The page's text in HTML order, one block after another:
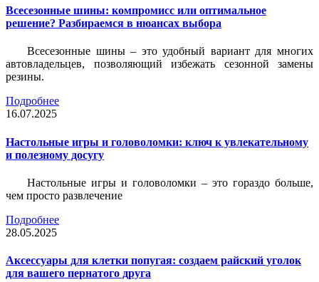
Всесезонные шины: компромисс или оптимальное
решение? Разбираемся в нюансах выбора
Всесезонные шины – это удобный вариант для многих
автовладельцев, позволяющий избежать сезонной замены
резины.
Подробнее
16.07.2025
Настольные игры и головоломки: ключ к увлекательному
и полезному досугу
Настольные игры и головоломки – это гораздо больше,
чем просто развлечение
Подробнее
28.05.2025
Аксессуары для клетки попугая: создаем райский уголок
для вашего пернатого друга